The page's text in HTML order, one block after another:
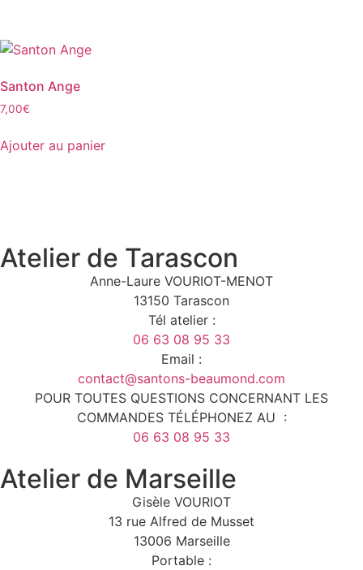
Santon Ange
7,00€
Ajouter au panier
Atelier de Tarascon
Anne-Laure VOURIOT-MENOT
13150 Tarascon
Tél atelier :
06 63 08 95 33
Email :
contact@santons-beaumond.com
POUR TOUTES QUESTIONS CONCERNANT LES
COMMANDES TÉLÉPHONEZ AU :
06 63 08 95 33
Atelier de Marseille
Gisèle VOURIOT
13 rue Alfred de Musset
13006 Marseille
Portable :